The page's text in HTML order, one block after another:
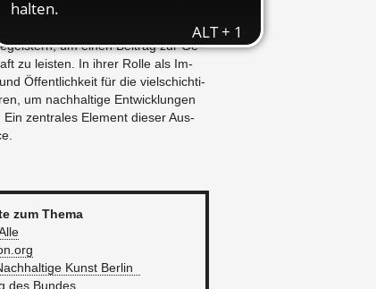
ist sich ihrer Vor­bild­funk­ti­on be­
Öf­fent­lich­keit für das Thema
um einen Bei­trag zur Ge­
zu leis­ten. In ihrer Rolle als Im­
Öf­fent­lich­keit für die viel­schich­ti­
um nach­hal­ti­ge Ent­wick­lun­gen
zen­tra­les Ele­ment die­ser Aus­
zum Thema
Kunst Ber­lin
des Bun­des